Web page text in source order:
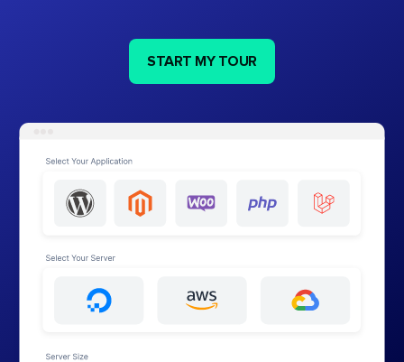
START MY TOUR